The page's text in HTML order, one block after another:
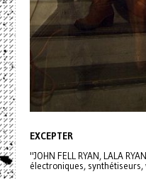
EXCEPTER
"JOHN FELL RYAN, LALA
électroniques, synthétiseurs,